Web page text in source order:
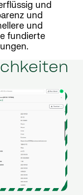
und
und
und
fundierte